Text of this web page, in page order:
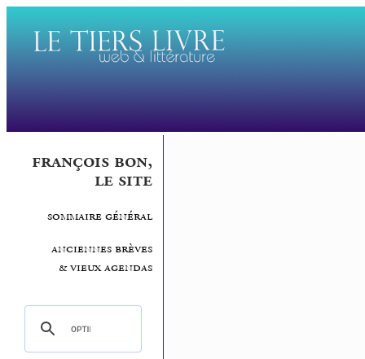
françois bon,
le site
sommaire général
anciennes brèves
& vieux agendas